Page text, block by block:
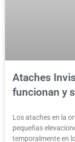
Ataches
funcionan y
Los ataches en la
pequeñas
temporalmente en